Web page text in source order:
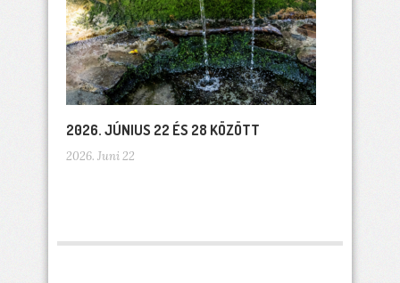
2026. JÚNIUS 22 ÉS 28 KÖZÖTT
2026. Juni 22